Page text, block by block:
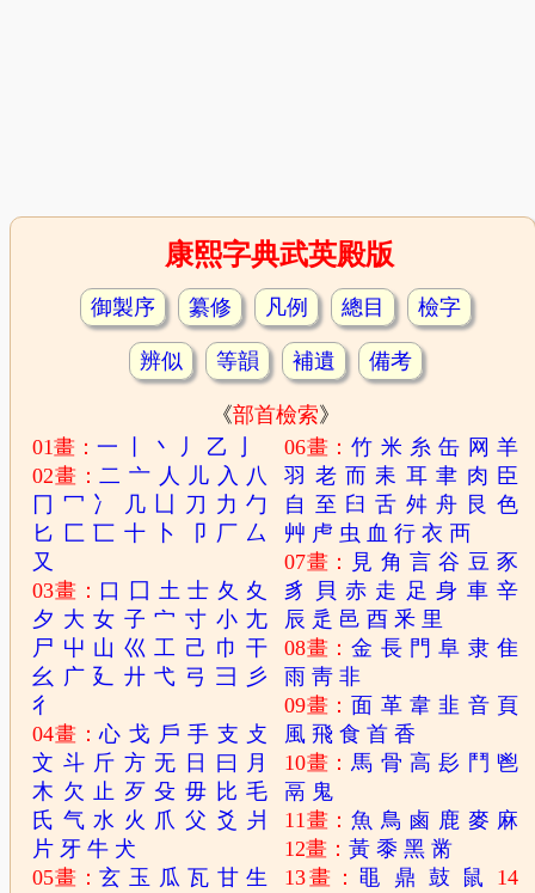
康熙字典武英殿版
御製序 纂修 凡例 總目 檢字
辨似 等韻 補遺 備考
《部首檢索》
01畫：一 丶 丿 乙
02畫：二 亠 人 儿 入 八
冂 冖 冫 几 凵 刀 力 勹
匕 匚 匸 十 卜 卩 厂 厶
又
03畫： 口 囗 土 士 夂 夊
夕 大 女 子 宀 寸 小 尢
尸 屮 山 巛 工 己 巾 干
幺 广 廴 廾 弋 弓 彐
彡
彳
04畫：心 戈 戶 手 支 攴
文 斗 斤 方 无 日 曰 月
木 欠 止 歹 殳 毋 比 毛
氏 气 水 火 爪 父 爻 爿
片 牙 牛 犬
05畫：玄 玉 瓜 瓦 甘 生
06畫：竹 米 糸 缶 网 羊
羽 老 而 耒 耳 聿 肉 臣
自 至 臼 舌 舛 舟 艮 色
艸 虍 虫 血 行 衣 襾
07畫： 見 角 言 谷 豆 豕
豸
貝 赤 走 足 身 車 辛
辰 辵 邑 酉 釆 里
08畫：金 長 門 阜 隶 隹
雨 靑 非
09畫： 面 革 韋 韭 音 頁
風 飛 食 首 香
10畫：馬 骨 高 髟 鬥 鬯
鬲 鬼
11畫：魚 鳥 鹵 鹿 麥 麻
12畫：黃 黍 黑 黹
13畫： 黽 鼎 鼓 鼠
14